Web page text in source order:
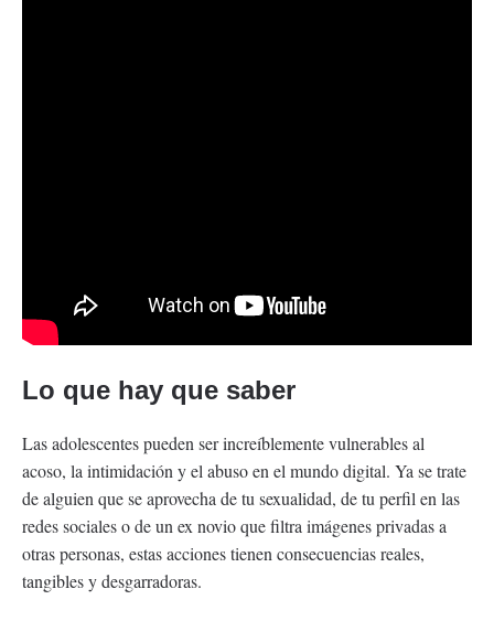
Lo que hay que saber
Las adolescentes pueden ser increíblemente vulnerables al
acoso, la intimidación y el abuso en el mundo digital. Ya se trate
de alguien que se aprovecha de tu sexualidad, de tu perfil en las
redes sociales o de un ex novio que filtra imágenes privadas a
otras personas, estas acciones tienen consecuencias reales,
tangibles y desgarradoras.